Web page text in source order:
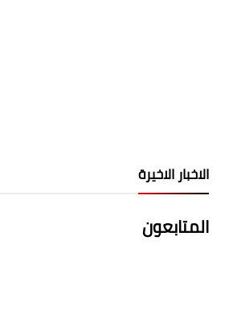
الاخبار الاخيرة
المتابعون